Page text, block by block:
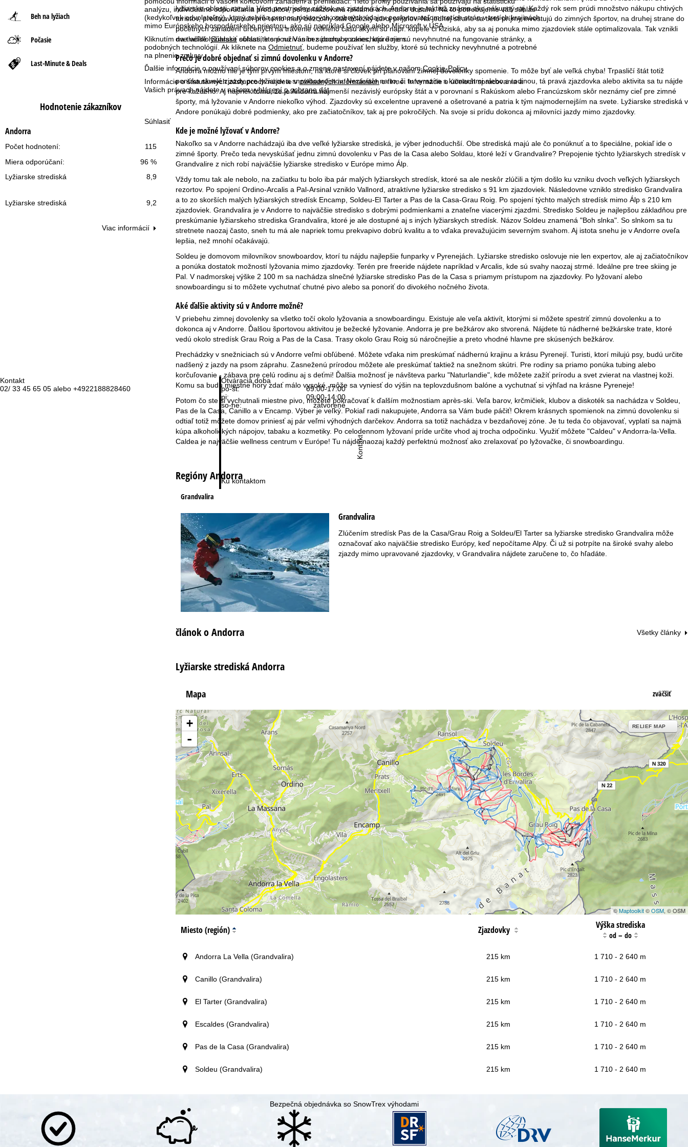
analýzu, individuálne odporúčania produktov, personalizovanú reklamu a meranie dosahu. Na to potrebujeme váš súhlas
(kedykoľvek odvolateľný), ktorý zahŕňa prenos niektorých osobných údajov poskytovateľom tretích strán v tretích krajinách
mimo Európskeho hospodárskeho priestoru, ako sú napríklad Google alebo Microsoft v USA.
Kliknutím na tlačidloSúhlasiťsúhlasíte s používaním súborov cookies, ktoré nie sú nevyhnutné na fungovanie stránky, a
podobných technológií. Ak kliknete na Odmietnuť, budeme používať len služby, ktoré sú technicky nevyhnutné a potrebné
na plnenie zmluvy.
Ďalšie informácie o používaní súborov cookies a o zmene nastavení nájdete v našomCookie-Policy.
Informácie o štatutárnych zástupcoch nájdete vzákladných informáciácho firme. Informácie o účeloch spracovania a
Vašich právach nájdete v našomvyhlásení o ochrane dát.
Súhlasiť
Kontakt
02/ 33 45 65 05 alebo +4922188828460
Otváracia doba
po-št:
09:00-17:00
pi:
09:00-14:00
so-ne:
zatvorené
Ku kontaktom
Kontakt
Beh na lyžiach
Počasie
Last-Minute & Deals
Hodnotenie zákazníkov
Andorra
115
Počet hodnotení:
96 %
Miera odporúčaní:
Lyžiarske strediská
8,9
Lyžiarske strediská 9,2
Viac informácií
n
á
s
t
r
n
k
a
lyžiarske oblasti, zaručia Vám prvotriedny zážitok na zjazdovkách. Andorra je taktiež známa ako nákupný raj. Každý rok sem prúdi množstvo nákupu chtivých
turistov, predstavujúcich pre tento malý bezcolný štát dôležitý zdroj príjmov. Na jednej strane sa tieto príjmy investujú do zimných športov, na druhej strane do
početných zariadení určených na trávenie voľného času akými sú napr. kúpele či klziská, aby sa aj ponuka mimo zjazdoviek stále optimalizovala. Tak vznikli
dve veľké lyžiarske oblasti, ktoré na Vás bez pochyby zanechajú dojem.
Prečo je dobré objednať si zimnú dovolenku v Andorre?
Andorra možno nie je tým prvým miestom, na ktoré si človek pri plánovaní zimnej dovolenky spomenie. To môže byť ale veľká chyba! Trpasličí štát totiž
ponúka skvelé zjazdy pre lyžiarov a snowboardistov. Nezávisle na to, či tu vyrazíte s kamarátmi alebo s rodinou, tá pravá zjazdovka alebo aktivita sa tu nájde
pre každého. Aj napriek tomu, že je Andorra najmenší nezávislý európsky štát a v porovnaní s Rakúskom alebo Francúzskom skôr neznámy cieľ pre zimné
športy, má lyžovanie v Andorre niekoľko výhod. Zjazdovky sú excelentne upravené a ošetrované a patria k tým najmodernejším na svete. Lyžiarske strediská v
Andore ponúkajú dobré podmienky, ako pre začiatočníkov, tak aj pre pokročilých. Na svoje si prídu dokonca aj milovníci jazdy mimo zjazdovky.
Kde je možné lyžovať v Andorre?
Nakoľko sa v Andorre nachádzajú iba dve veľké lyžiarske strediská, je výber jednoduchší. Obe strediská majú ale čo ponúknuť a to špeciálne, pokiaľ ide o
zimné športy. Prečo teda nevyskúšať jednu zimnú dovolenku v Pas de la Casa alebo Soldau, ktoré leží v Grandvalire? Prepojenie týchto lyžiarskych stredísk v
Grandvalire z nich robí najväčšie lyžiarske stredisko v Európe mimo Álp.
Vždy tomu tak ale nebolo, na začiatku tu bolo iba pár malých lyžiarskych stredísk, ktoré sa ale neskôr zlúčili a tým došlo ku vzniku dvoch veľkých lyžiarskych
rezortov. Po spojení Ordino-Arcalis a Pal-Arsinal vzniklo Vallnord, atraktívne lyžiarske stredisko s 91 km zjazdoviek. Následovne vzniklo stredisko Grandvalira
a to zo skorších malých lyžiarských stredísk Encamp, Soldeu-El Tarter a Pas de la Casa-Grau Roig. Po spojení týchto malých stredísk mimo Álp s 210 km
zjazdoviek. Grandvalira je v Andorre to najväčšie stredisko s dobrými podmienkami a znateľne viacerými zjazdmi. Stredisko Soldeu je najlepšou základňou pre
preskúmanie lyžiarskeho strediska Grandvalira, ktoré je ale dostupné aj s iných lyžiarskych stredísk. Názov Soldeu znamená "Boh slnka". So slnkom sa tu
stretnete naozaj často, sneh tu má ale napriek tomu prekvapivo dobrú kvalitu a to vďaka prevažujúcim severným svahom. Aj istota snehu je v Andorre oveľa
lepšia, než mnohí očakávajú.
Soldeu je domovom milovníkov snowboardov, ktorí tu nájdu najlepšie funparky v Pyrenejách. Lyžiarske stredisko oslovuje nie len expertov, ale aj začiatočníkov
a ponúka dostatok možností lyžovania mimo zjazdovky. Terén pre freeride nájdete napríklad v Arcalis, kde sú svahy naozaj strmé. Ideálne pre tree skiing je
Pal. V nadmorskej výške 2 100 m sa nachádza slnečné lyžiarske stredisko Pas de la Casa s priamym prístupom na zjazdovky. Po lyžovaní alebo
snowboardingu si to môžete vychutnať chutné pivo alebo sa ponoriť do divokého nočného života.
Aké ďalšie aktivity sú v Andorre možné?
V priebehu zimnej dovolenky sa všetko točí okolo lyžovania a snowboardingu. Existuje ale veľa aktivít, ktorými si môžete spestriť zimnú dovolenku a to
dokonca aj v Andorre. Ďalšou športovou aktivitou je bežecké lyžovanie. Andorra je pre bežkárov ako stvorená. Nájdete tú nádherné bežkárske trate, ktoré
vedú okolo stredísk Grau Roig a Pas de la Casa. Trasy okolo Grau Roig sú náročnejšie a preto vhodné hlavne pre skúsených bežkárov.
Prechádzky v snežniciach sú v Andorre veľmi obľúbené. Môžete vďaka nim preskúmať nádhernú krajinu a krásu Pyrenejí. Turisti, ktorí milujú psy, budú určite
nadšený z jazdy na psom záprahu. Zasneženú prírodou môžete ale preskúmať taktiež na snežnom skútri. Pre rodiny sa priamo ponúka tubing alebo
korčuľovanie - zábava pre celú rodinu aj s deťmi! Ďalšia možnosť je návšteva parku "Naturlandie", kde môžete zažíť prírodu a svet zvierat na vlastnej koži.
Komu sa budú miestne hory zdať málo vysoké, môže sa vyniesť do výšin na teplovzdušnom balóne a vychutnať si výhľad na krásne Pyreneje!
Potom čo ste si vychutnali miestne pivo, môžete pokračovať k ďalším možnostiam après-ski. Veľa barov, krčmičiek, klubov a diskoték sa nachádza v Soldeu,
Pas de la Casa, Canillo a v Encamp. Výber je veľký. Pokiaľ radi nakupujete, Andorra sa Vám bude páčiť! Okrem krásnych spomienok na zimnú dovolenku si
odtiaľ totiž môžete domov priniesť aj pár veľmi výhodných darčekov. Andorra sa totiž nachádza v bezdaňovej zóne. Je tu teda čo objavovať, vyplatí sa najmä
kúpa alkoholických nápojov, tabaku a kozmetiky. Po celodennom lyžovaní príde určite vhod aj trocha odpočinku. Využiť môžete "Caldeu" v Andorra-la-Vella.
Caldea je najväčšie wellness centrum v Európe! Tu nájde naozaj každý perfektnú možnosť ako zrelaxovať po lyžovačke, či snowboardingu.
Regióny Andorra
Grandvalira
Grandvalira
Zlúčením stredísk Pas de la Casa/Grau Roig a Soldeu/El Tarter sa lyžiarske stredisko Grandvalira môže
označovať ako najväčšie stredisko Európy, keď nepočítame Alpy. Či už si potrpíte na široké svahy alebo
zjazdy mimo upravované zjazdovky, v Grandvalira nájdete zaručene to, čo hľadáte.
článok o Andorra Všetky články
Lyžiarske strediská Andorra
Mapa zväčšiť
+
-
RELIEF MAP
©Maptoolkit©OSM, © OSM
Miesto (región) Zjazdovky Výška strediska
od– do
Andorra La Vella (Grandvalira) 215 km 1 710 - 2 640 m
Canillo (Grandvalira) 215 km 1 710 - 2 640 m
El Tarter (Grandvalira) 215 km 1 710 - 2 640 m
Escaldes (Grandvalira) 215 km 1 710 - 2 640 m
Pas de la Casa (Grandvalira) 215 km 1 710 - 2 640 m
Soldeu (Grandvalira) 215 km 1 710 - 2 640 m
Bezpečná objednávka so SnowTrex výhodami